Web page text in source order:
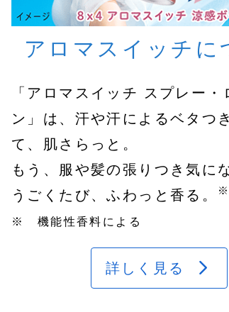
アロマスイッチに
「アロマスイッチ スプレー・
ン」は、汗や汗によるベタつ
て、肌さらっと。
もう、服や髪の張りつき気に
うごくたび、ふわっと香る。
※
※ 機能性香料による
詳しく見る